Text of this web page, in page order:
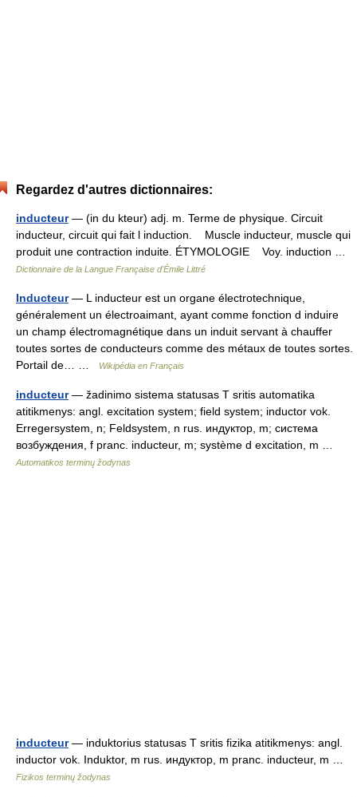
Regardez d'autres dictionnaires:
inducteur— (in du kteur) adj. m. Terme de physique. Circuit
inducteur, circuit qui fait l induction. Muscle inducteur, muscle qui
produit une contraction induite. ÉTYMOLOGIE Voy. induction …
Dictionnaire de la Langue Française d'Émile Littré
Inducteur— L inducteur est un organe électrotechnique,
généralement un électroaimant, ayant comme fonction d induire
un champ électromagnétique dans un induit servant à chauffer
toutes sortes de conducteurs comme des métaux de toutes sortes.
Portail de… …
Wikipédia en Français
inducteur— žadinimo sistema statusas T sritis automatika
atitikmenys: angl. excitation system; field system; inductor vok.
Erregersystem, n; Feldsystem, n rus. индуктор, m; система
возбуждения, f pranc. inducteur, m; système d excitation, m …
Automatikos terminų žodynas
inducteur— induktorius statusas T sritis fizika atitikmenys: angl.
inductor vok. Induktor, m rus. индуктор, m pranc. inducteur, m …
Fizikos terminų žodynas